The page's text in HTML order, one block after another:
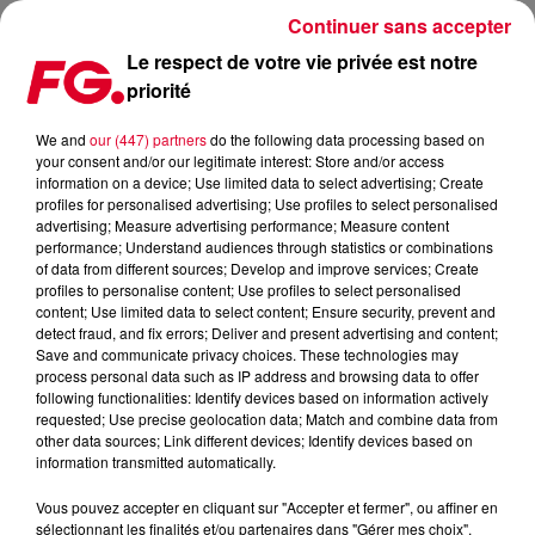
LA HOUSE MUSIC DE LA FINE EQUIPE
Publié : 23 avril 2019 à 9h50 par Christophe HUBERT
Le respect de votre vie privée est notre
priorité
We and our (447) partnersdo the following data processing based on
your consent and/or our legitimate interest: Store and/or access
information on a device; Use limited data to select advertising; Create
profiles for personalised advertising; Use profiles to select personalised
advertising; Measure advertising performance; Measure content
performance; Understand audiences through statistics or combinations
of data from different sources; Develop and improve services; Create
profiles to personalise content; Use profiles to select personalised
content; Use limited data to select content; Ensure security, prevent and
detect fraud, and fix errors; Deliver and present advertising and content;
Save and communicate privacy choices. These technologies may
process personal data such as IP address and browsing data to offer
following functionalities: Identify devices based on information actively
requested; Use precise geolocation data; Match and combine data from
other data sources; Link different devices; Identify devices based on
information transmitted automatically.
Vous pouvez accepter en cliquant sur "Accepter et fermer", ou affiner en
sélectionnant les finalités et/ou partenaires dans "Gérer mes choix".
Continuer sans accepter